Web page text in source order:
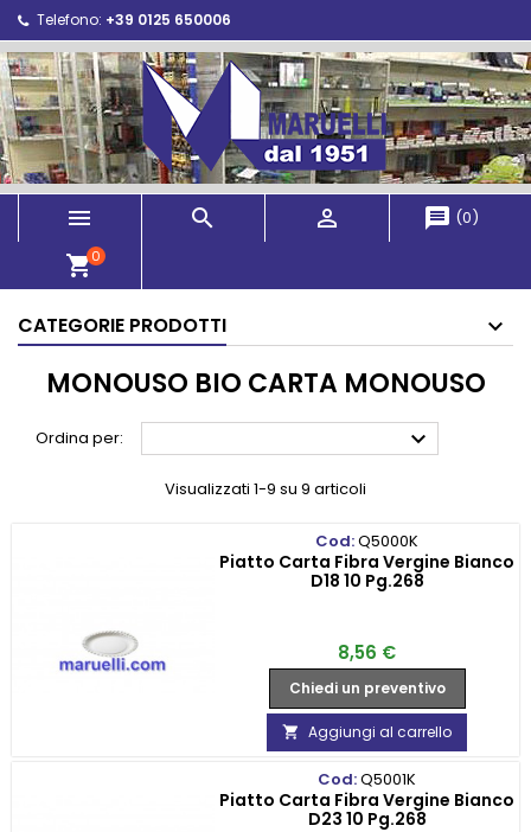
Telefono: +39 0125 650006
   message (0)
shopping_cart0
CATEGORIE PRODOTTI
MONOUSO BIO CARTA MONOUSO
Ordina per: 
Visualizzati 1-9 su 9 articoli
Cod:Q5000K
Piatto Carta Fibra Vergine Bianco
D18 10 Pg.268
Prezzo
8,56 €
Chiedi un preventivo
 Aggiungi al carrello
Cod:Q5001K
Piatto Carta Fibra Vergine Bianco
D23 10 Pg.268